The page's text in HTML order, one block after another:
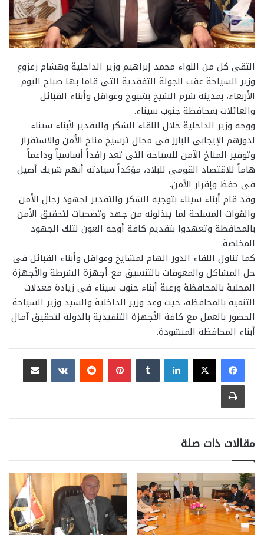
التقى كل من اللواء محمد إبراهيم وزير الداخلية وهشام زعزوع
وزير السياحة عقب الجولة التفقدية التى قاما بها صباح اليوم
الأربعاء، بمدينة شرم الشيخ بشيوخ وعواقل وأبناء القبائل
والعائلات بمحافظة جنوب سيناء.
ووجه وزير الداخلية خلال اللقاء الشكر والتقدير لأبناء سيناء
لدورهم الإيجابى البارز فى مجال ترسيخ مناخ الأمن والاستقرار
وتوفير المناخ الآمن للسياحة التى تعد رافداً أساسياً وداعماً
هاماً للاقتصاد القومى للبلاد، مؤكداً سيادته أنهم شريك أصيل
فى حفظ وإقرار الأمن.
وقد قام أبناء سيناء بتوجيه الشكر والتقدير لجهود رجال الأمن
والقوات المسلحة لما يبذلونه من جهد وتضحيات لتحقيق الأمن
بالمحافظة وتعهدوا بتقديم كافة أوجه العون لتلك الجهود
المخلصة.
كما تناول اللقاء الدور الهام لمشايخ وعواقل وأبناء القبائل فى
حل المشاكل والمعوقات بالتنسيق مع أجهزة الشرطة والأجهزة
المحلية بالمحافظة ورغبة أبناء جنوب سيناء فى زيادة معدلات
التنمية بالمحافظة، حيث وعد وزير الداخلية والسيد وزير السياحة
الحضور بالعمل مع كافة الأجهزة التنفيذية بالدولة لتحقيق آمال
أبناء المحافظة المنشودة.
لينكدإن بينتيريست
مشاركة عبر البريد
طباعة
مقالات ذات صلة